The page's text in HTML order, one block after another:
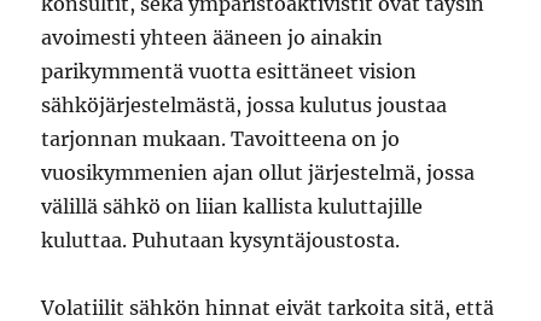
avoimesti yhteen ääneen jo ainakin
parikymmentä vuotta esittäneet vision
sähköjärjestelmästä, jossa kulutus joustaa
tarjonnan mukaan. Tavoitteena on jo
vuosikymmenien ajan ollut järjestelmä, jossa
välillä sähkö on liian kallista kuluttajille
kuluttaa. Puhutaan kysyntäjoustosta.
Volatiilit sähkön hinnat eivät tarkoita sitä, että